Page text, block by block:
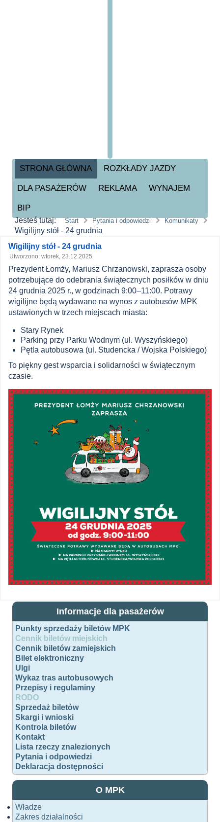
STRONA GŁÓWNA ROZKŁADY JAZDY
DLA PASAŻERÓW REKLAMA WYNAJEM
BIP
Jesteś tutaj: Start Pytania i odpowiedzi Komunikaty
Wigilijny stół - 24 grudnia
Zawartość
główna
MPK
Łomża
Wigilijny stół - 24 grudnia
Utworzono: wtorek, 23.12.2025
Prezydent Łomży, Mariusz Chrzanowski, zaprasza osoby
potrzebujące do odebrania świątecznych posiłków w dniu
24 grudnia 2025 r., w godzinach 9:00–11:00. Potrawy
wigilijne będą wydawane na wynos z autobusów MPK
ustawionych w trzech miejscach miasta:
Stary Rynek
Parking przy Parku Wodnym (ul. Wyszyńskiego)
Pętla autobusowa (ul. Studencka / Wojska Polskiego)
To piękny gest wsparcia i solidarności w świątecznym
czasie.
Informacje dla pasażerów
Punkty sprzedaży biletów MPK
Cennik biletów miejskich
Cennik biletów zamiejskich
Bilet elektroniczny
Ulgi
Wykaz tras autobusowych
Przepisy i regulaminy
RODO
Sprzedaż biletów
Skargi i wnioski
Kontrola biletów
Kontakt
Lista rzeczy znalezionych
Pytania i odpowiedzi
Deklaracja dostępności
O MPK
Władze
Zakres działalności